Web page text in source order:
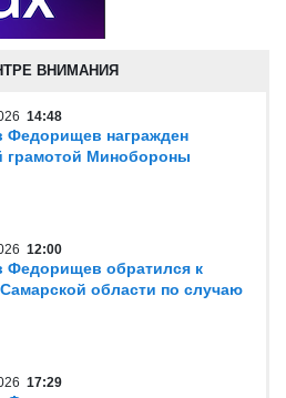
ВНИМАНИЯ
14:48
Федорищев награжден
грамотой Минобороны
12:00
Федорищев обратился к
области по случаю
17:29